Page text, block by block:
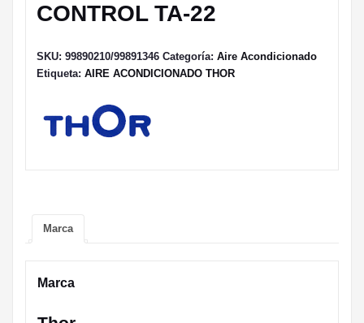
CONTROL TA-22
SKU: 99890210/99891346 Categoría: Aire Acondicionado
Etiqueta: AIRE ACONDICIONADO THOR
Marca
Marca